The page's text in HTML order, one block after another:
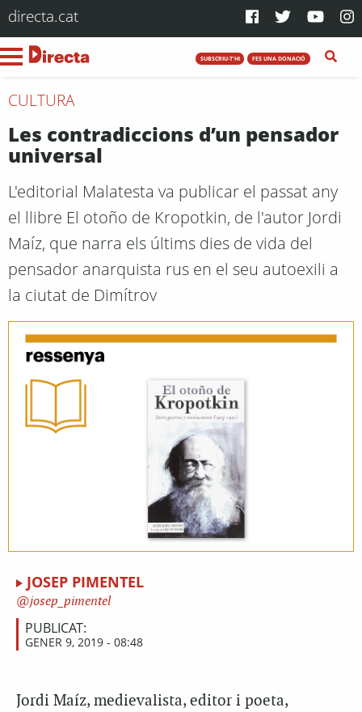
directa.cat
SUBSCRIU-T'HI FES UNA DONACIÓ
CULTURA
Les contradiccions d’un pensador
universal
L'editorial Malatesta va publicar el passat any
el llibre El otoño de Kropotkin, de l'autor Jordi
Maíz, que narra els últims dies de vida del
pensador anarquista rus en el seu autoexili a
la ciutat de Dimítrov
JOSEP PIMENTEL
josep_pimentel
PUBLICAT:
GENER 9, 2019 - 08:48
Jordi Maíz, medievalista, editor i poeta,